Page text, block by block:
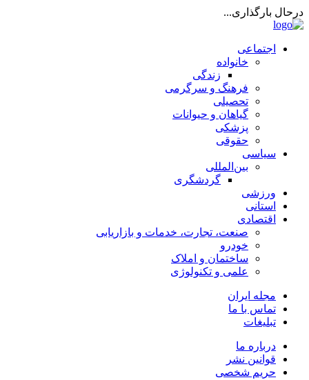
درحال بارگذاری...
اجتماعی
خانواده
زندگی
فرهنگ و سرگرمی
تحصیلی
گیاهان و حیوانات
پزشکی
حقوقی
سیاسی
بین‌المللی
گردشگری
ورزشی
استانی
اقتصادی
صنعت، تجارت، خدمات و بازاریابی
خودرو
ساختمان و املاک
علمی و تکنولوژی
مجله ایران
تماس با ما
تبلیغات
درباره ما
قوانین نشر
حریم شخصی